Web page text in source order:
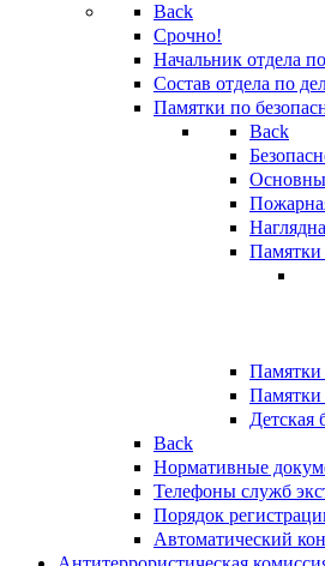
Back
Срочно!
Начальник отдела
Состав отдела по
Памятки по
Back
Памятки
Памятки
Детская
Back
Нормативные
Телефоны служб
Порядок
Автоматический